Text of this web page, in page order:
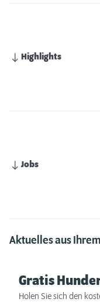
Highlights
Jobs
Aktuelles aus
Gratis
Holen Sie sich den